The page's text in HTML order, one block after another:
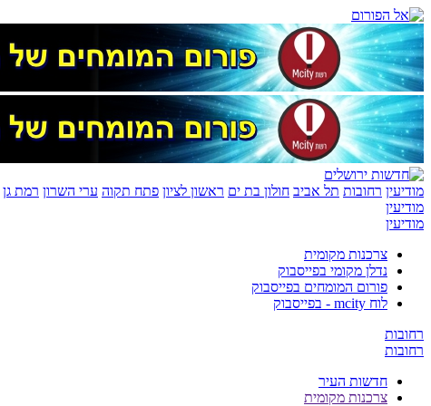
מודיעין רחובות תל אביב חולון בת ים ראשון לציון פתח תקוה ערי השרון רמת גן
מודיעין
מודיעין
צרכנות מקומית
נדלן מקומי בפייסבוק
פורום המומחים בפייסבוק
לוח mcity - בפייסבוק
רחובות
רחובות
חדשות העיר
צרכנות מקומית